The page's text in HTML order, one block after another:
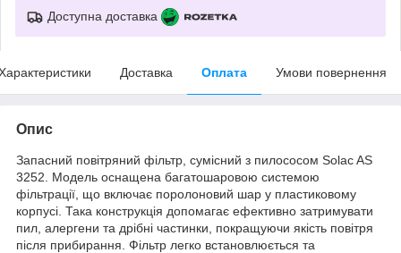
Доступна доставка
Доставка Оплата Умови повернення
Опис
Запасний повітряний фільтр, сумісний з пилососом Solac AS
3252. Модель оснащена багатошаровою системою
фільтрації, що включає поролоновий шар у пластиковому
корпусі. Така конструкція допомагає ефективно затримувати
пил, алергени та дрібні частинки, покращуючи якість повітря
після прибирання. Фільтр легко встановлюється та